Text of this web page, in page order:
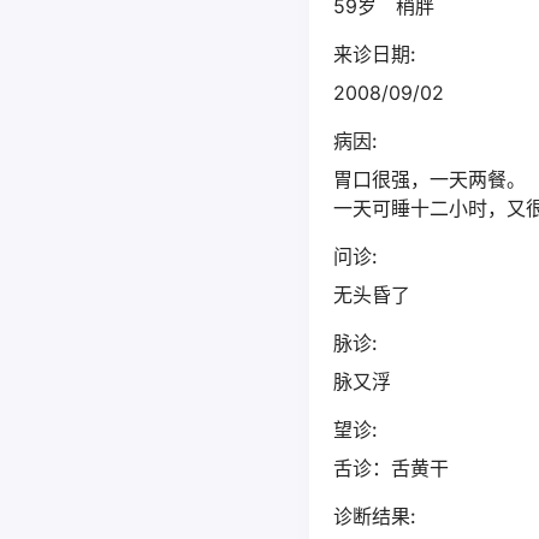
59岁 稍胖
来诊日期:
2008/09/02
病因:
胃口很强，一天两餐。
一天可睡十二小时，又
问诊:
无头昏了
脉诊:
脉又浮
望诊:
舌诊：舌黄干
诊断结果: